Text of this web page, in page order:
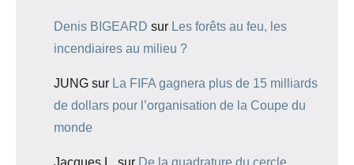
Denis BIGEARD sur Les forêts au feu, les
incendiaires au milieu ?
JUNG sur La FIFA gagnera plus de 15 milliards
de dollars pour l’organisation de la Coupe du
monde